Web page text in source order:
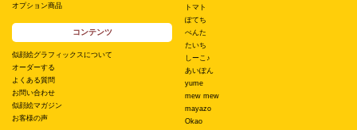
オプション商品
コンテンツ
似顔絵グラフィックスについて
オーダーする
よくある質問
お問い合わせ
似顔絵マガジン
お客様の声
トマト
ぽてち
ぺんた
たいち
しーこ♪
あいぽん
yume
mew mew
mayazo
Okao